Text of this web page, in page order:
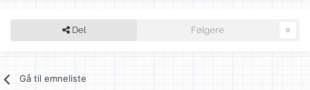
Del Følgere 0
Gå til emneliste